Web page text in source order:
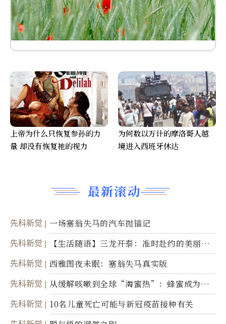
最新滚动
先科新觉 一场塞翁失马的汽车抛锚记
先科新觉
【生活随语】三龙开泰：准时赴约的美丽震
撼
先科新觉 西雅图夜未眠：塞翁失马真实版
先科新觉
从缓解咳嗽到全球“淘蜜热”：蜂蜜成为健
康产业前沿商品
先科新觉 10名儿童死亡可能与新冠疫苗接种有关
上帝为什么只恢复参孙的力
量 却没有恢复祂的视力
为何数以万计的摩洛哥人越
境进入西班牙休达